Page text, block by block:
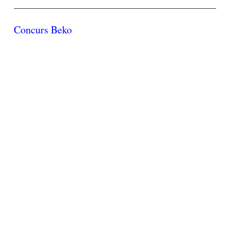
Concurs Beko